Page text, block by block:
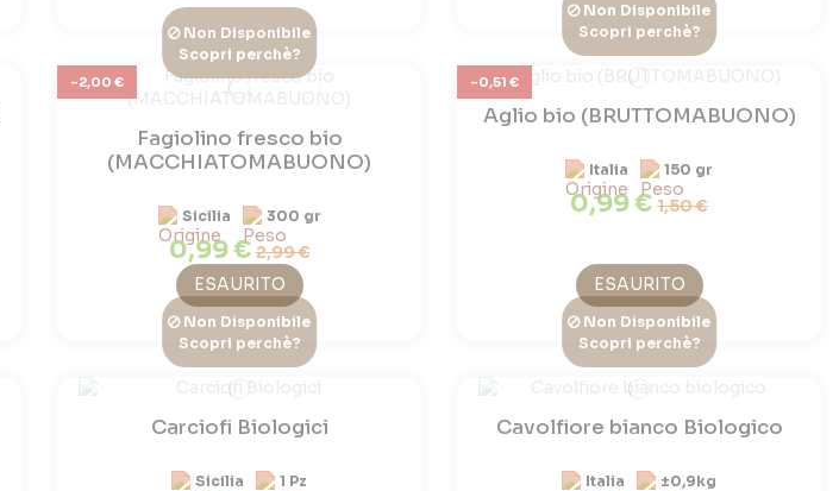
-2,00 €
Non Disponibile
Scopri perchè?
Fagiolino fresco bio
(MACCHIATOMABUONO)
Sicilia 300 gr
0,99 €2,99 €
ESAURITO
-0,51 €
Non Disponibile
Scopri perchè?
Aglio bio (BRUTTOMABUONO)
Italia 150 gr
0,99 €1,50 €
ESAURITO
Non Disponibile
Scopri perchè?
Carciofi Biologici
Sicilia 1 Pz
Non Disponibile
Scopri perchè?
Cavolfiore bianco Biologico
Italia ±0,9kg